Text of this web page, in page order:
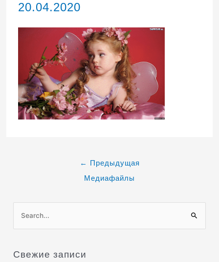
20.04.2020
←
Предыдущая
Медиафайлы
о
с
Свежие записи